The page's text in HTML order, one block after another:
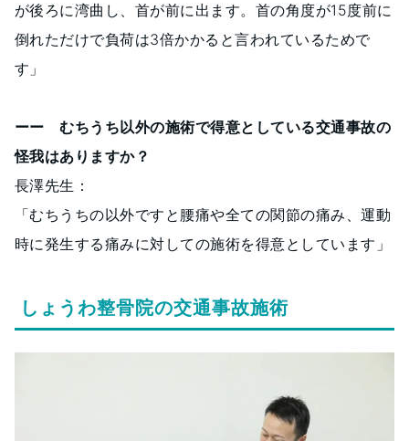
が後ろに湾曲し、首が前に出ます。首の角度が15度前に
倒れただけで負荷は3倍かかると言われているためで
す」
ーー むちうち以外の施術で得意としている交通事故の
怪我はありますか？
長澤先生：
「むちうちの以外ですと腰痛や全ての関節の痛み、運動
時に発生する痛みに対しての施術を得意としています」
しょうわ整骨院の交通事故施術